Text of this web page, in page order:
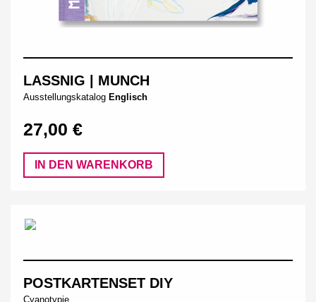
LASSNIG | MUNCH
Ausstellungskatalog Englisch
27,00 €
IN DEN WARENKORB
POSTKARTENSET DIY
Cyanotypie